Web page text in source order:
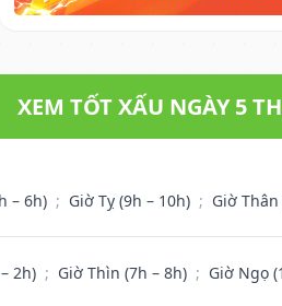
XEM TỐT XẤU NGÀY 5
– 6h) ; Giờ Tỵ (9h – 10h) ; Giờ
2h) ; Giờ Thìn (7h – 8h) ; Giờ Ngọ